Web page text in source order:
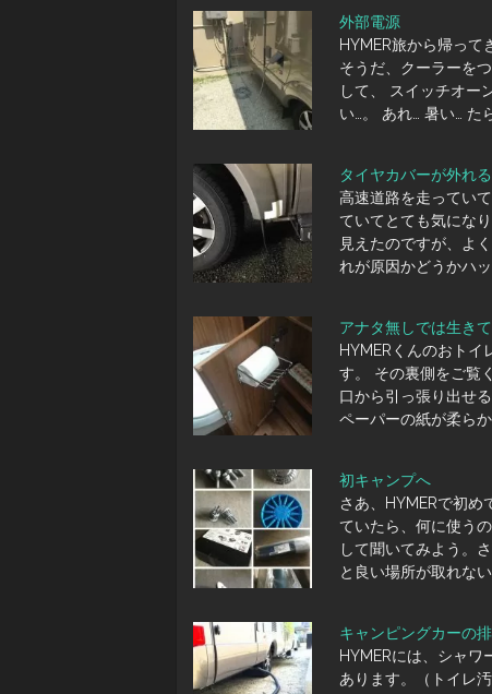
外部電源
HYMER旅から帰って
そうだ、クーラーを
して、 スイッチオー
い…。 あれ… 暑い… た
タイヤカバーが外れる
高速道路を走ってい
ていてとても気にな
見えたのですが、よ
れが原因かどうかハ
アナタ無しでは生き
HYMERくんのおト
す。 その裏側をご覧
口から引っ張り出せ
ペーパーの紙が柔ら
初キャンプへ
さあ、HYMERで初
ていたら、何に使う
して聞いてみよう。
と良い場所が取れな
キャンピングカーの
HYMERには、シャ
あります。（トイレ